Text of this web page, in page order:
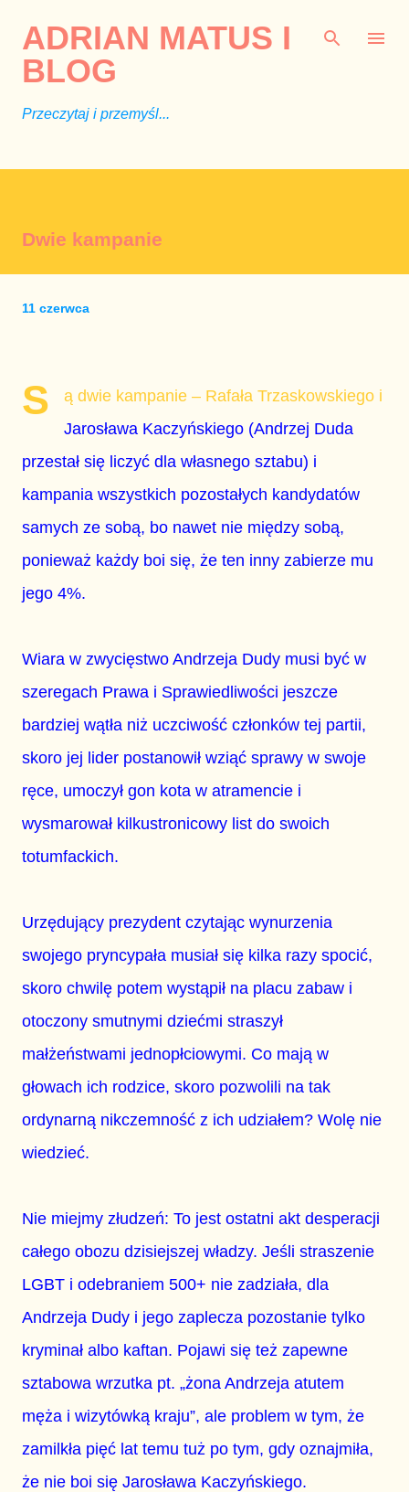
ADRIAN MATUS I
BLOG
Przeczytaj i przemyśl...
Dwie kampanie
11 czerwca
S
ą dwie kampanie – Rafała Trzaskowskiego i
Jarosława Kaczyńskiego (Andrzej Duda
przestał się liczyć dla własnego sztabu) i
kampania wszystkich pozostałych kandydatów
samych ze sobą, bo nawet nie między sobą,
ponieważ każdy boi się, że ten inny zabierze mu
jego 4%.
Wiara w zwycięstwo Andrzeja Dudy musi być w
szeregach Prawa i Sprawiedliwości jeszcze
bardziej wątła niż uczciwość członków tej partii,
skoro jej lider postanowił wziąć sprawy w swoje
ręce, umoczył gon kota w atramencie i
wysmarował kilkustronicowy list do swoich
totumfackich.
Urzędujący prezydent czytając wynurzenia
swojego pryncypała musiał się kilka razy spocić,
skoro chwilę potem wystąpił na placu zabaw i
otoczony smutnymi dziećmi straszył
małżeństwami jednopłciowymi. Co mają w
głowach ich rodzice, skoro pozwolili na tak
ordynarną nikczemność z ich udziałem? Wolę nie
wiedzieć.
Nie miejmy złudzeń: To jest ostatni akt desperacji
całego obozu dzisiejszej władzy. Jeśli straszenie
LGBT i odebraniem 500+ nie zadziała, dla
Andrzeja Dudy i jego zaplecza pozostanie tylko
kryminał albo kaftan. Pojawi się też zapewne
sztabowa wrzutka pt. „żona Andrzeja atutem
męża i wizytówką kraju”, ale problem w tym, że
zamilkła pięć lat temu tuż po tym, gdy oznajmiła,
że nie boi się Jarosława Kaczyńskiego.